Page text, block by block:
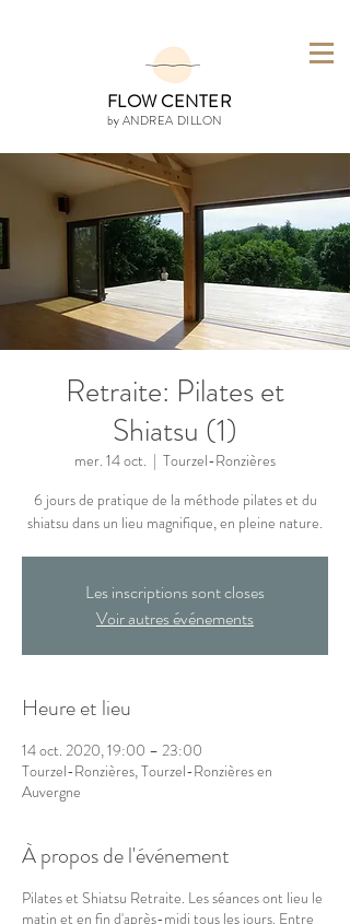
FLOW CENTER
by ANDREA DILLON
Retraite: Pilates et
Shiatsu (1)
mer. 14 oct.
  |
Tourzel-Ronzières
6 jours de pratique de la méthode pilates et du
shiatsu dans un lieu magnifique, en pleine nature.
Les inscriptions sont closes
Voir autres événements
Heure et lieu
14 oct. 2020, 19:00 – 23:00
Tourzel-Ronzières, Tourzel-Ronzières en
Auvergne
À propos de l'événement
Pilates et Shiatsu Retraite. Les séances ont lieu le
matin et en fin d'après-midi tous les jours. Entre